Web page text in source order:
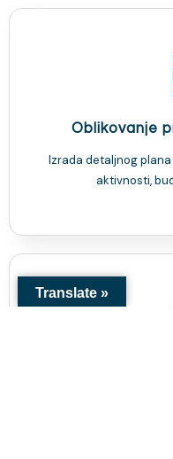
Oblikovanje
Izrada detaljnog
aktivnosti,
Translate »